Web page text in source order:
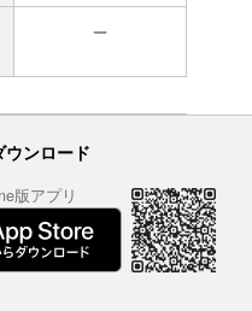
ウンロード
版アプリ